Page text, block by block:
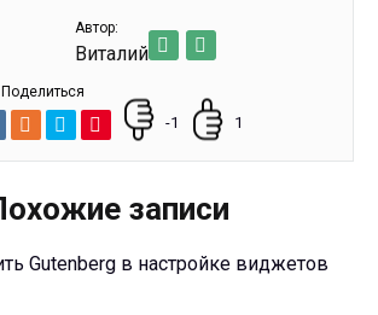
Автор:
Виталий
Поделиться
-1 1
записи
Gutenberg в настройке виджетов